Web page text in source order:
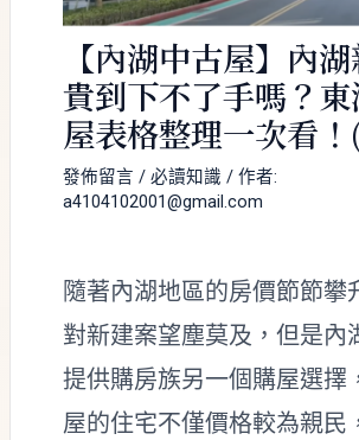
【內湖中古屋】內
貴到下不了手嗎？
屋表格整理一次看
發佈留言 / 必讀知識 / 作者:
a4104102001@gmail.com
隨著內湖地區的房價節節攀
對新建案望塵莫及，但是內
提供購房族另一個購屋選擇
屋的住宅不僅價格較為親民